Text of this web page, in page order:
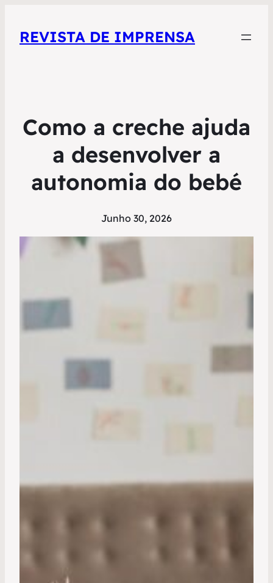
REVISTA DE IMPRENSA
Como a creche ajuda
a desenvolver a
autonomia do bebé
Junho 30, 2026